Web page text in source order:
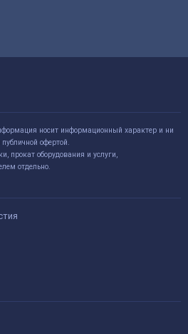
носит информационный характер и ни
офертой.
прокат оборудования и услуги,
отдельно.